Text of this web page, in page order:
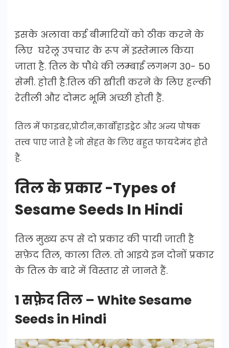
इसके अलावा कई बीमारियों को ठीक करने के
लिए घरेलू उपचार के रूप में इस्तेमाल किया
जाता है. तिल के पौधे की लम्बाई लगभग 30- 50
सेमी. होती है.तिल की खीती करने के लिए हल्की
रेतीली और दोमट भूमि अच्छी होती हैं.
तिल में फाइबर,प्रोटीन,कार्बोहाइड्रेट और अन्य पोषक
तत्त्व पाए जाते है जो सेहत के लिए बहुत फायदेमंद होते
हैं.
तिल के प्रकार -Types of
Sesame Seeds In Hindi
तिल मुख्य रूप से दो प्रकार की पायी जाती है
सफ़ेद तिल, काला तिल. तो आइये इन दोनों प्रकार
के तिल के बारे में विस्तार से जानते हैं.
1 सफ़ेद तिल – White Sesame
Seeds in Hindi